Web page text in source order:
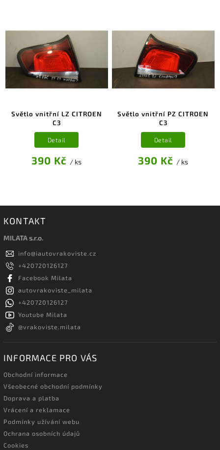
Světlo vnitřní LZ CITROEN
C3
390 Kč / ks
Detail
Světlo vnitřní PZ CITROEN
C3
390 Kč / ks
Detail
KONTAKT
MILATA s.r.o.
info@iautovrakoviste.cz
+420720126127
Facebook Milata
autovrakoviste_milata
+420720126127
Youtube Milata
@vrakoviste.milata
INFORMACE PRO VÁS
Obchodní informace
Všeobecné obchodní podmínky
Doprava a platba
Vrácení a reklamace
Podmínky užívání webu
Ochrana osobních údajů
Cookies